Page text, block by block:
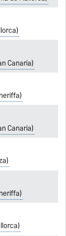
Canaria)
Canaria)